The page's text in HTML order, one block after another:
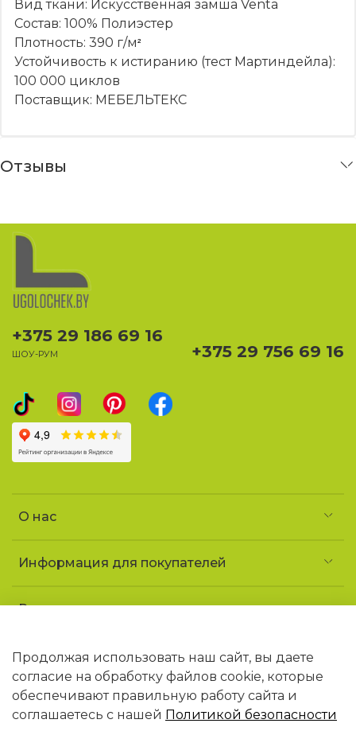
Вид ткани: Искусственная замша Venta
Состав: 100% Полиэстер
Плотность: 390 г/м²
Устойчивость к истиранию (тест Мартиндейла):
100 000 циклов
Поставщик: МЕБЕЛЬТЕКС
Отзывы
О нас
Информация для покупателей
Реквизиты и контакты
УНП 690852163
Юридический адрес: 223141 Минская обл.,
г. Логойск, ул. Советская, 1 «ДТ Гайна»
В торговом реестре РБ с 09.02.2026 N768406
+375 29 186 69 16
ШОУ-РУМ +375 29 756 69 16
Продолжая использовать наш сайт, вы даете
согласие на обработку файлов cookie, которые
обеспечивают правильную работу сайта и
соглашаетесь с нашей Политикой безопасности